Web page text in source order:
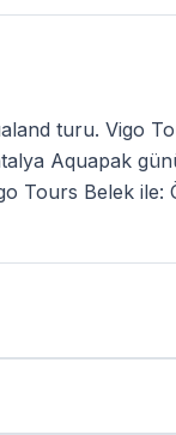
turu. Vigo
Aquapak
Tours Belek